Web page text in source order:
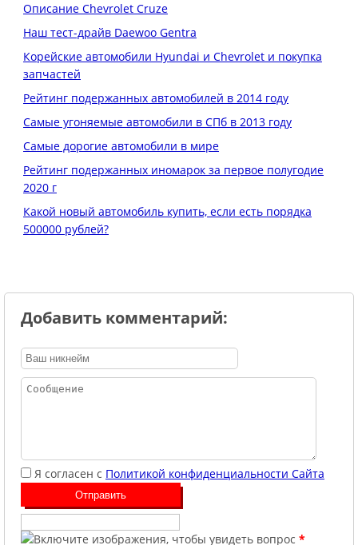
Описание Chevrolet Cruze
Наш тест-драйв Daewoo Gentra
Корейские автомобили Hyundai и Chevrolet и покупка
запчастей
Рейтинг подержанных автомобилей в 2014 году
Самые угоняемые автомобили в СПб в 2013 году
Самые дорогие автомобили в мире
Рейтинг подержанных иномарок за первое полугодие
2020 г
Какой новый автомобиль купить, если есть порядка
500000 рублей?
Добавить комментарий:
Я согласен с Политикой конфиденциальности Сайта
*